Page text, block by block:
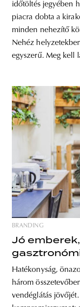
időtöltés jegyében
piacra dobta a
minden nehezítő
Nehéz
egyszerű. Meg kell
BRANDING
Jó
Hatékonyság,
három
vendéglátás